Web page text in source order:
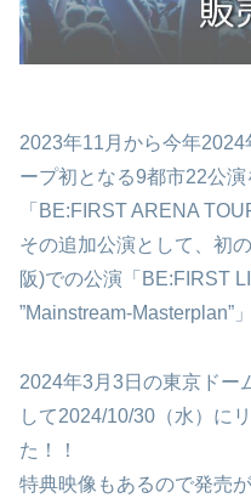
2023年11月から今年
ープ初となる9都市22公
「BE:FIRST ARENA
その追加公演として、初
阪)での公演「BE:FIRST
”Mainstream-Masterplan”
2024年3月3日の東京ドー
して2024/10/30（水）に
た！！
特典映像もあるので発売